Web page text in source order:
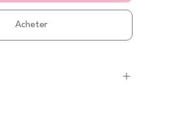
Acheter